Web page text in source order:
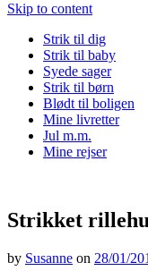
Skip to content
Strik til dig
Strik til baby
Syede sager
Strik til børn
Blødt til boligen
Mine livretter
Jul m.m.
Mine rejser
Strikket
by Susanne on 28/01/